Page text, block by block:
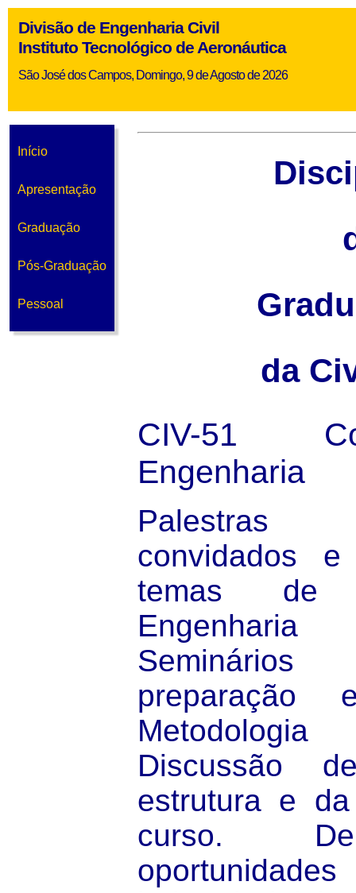
Divisão de Engenharia Civil
Instituto Tecnológico de Aeronáutica
São José dos Campos, Domingo, 9 de Agosto de 2026
Início
Apresentação
Graduação
Pós-Graduação
Pessoal
da
CIV-51
Engenharia
Palestras
convidados
temas de
Engenharia
preparação
Discussão
estrutura e
curso.